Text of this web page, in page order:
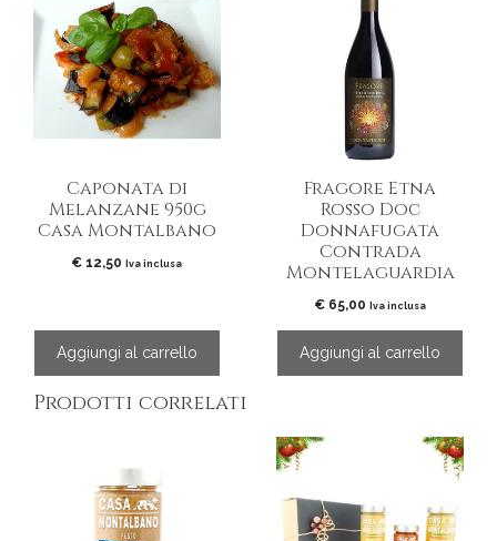
Caponata di
Melanzane 950g
Casa Montalbano
€ 12,50 Iva inclusa
Aggiungi al carrello
Fragore Etna
Rosso Doc
Donnafugata
Contrada
Montelaguardia
€65,00 Iva inclusa
Aggiungi al carrello
Prodotti correlati